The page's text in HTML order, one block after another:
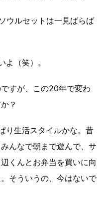
ウルセットは一見ばらば
（笑）。
すが、この20年で変わ
？
り生活スタイルかな。昔
んなで朝まで遊んで、サ
くんとお弁当を買いに向
そういうの、今はないで